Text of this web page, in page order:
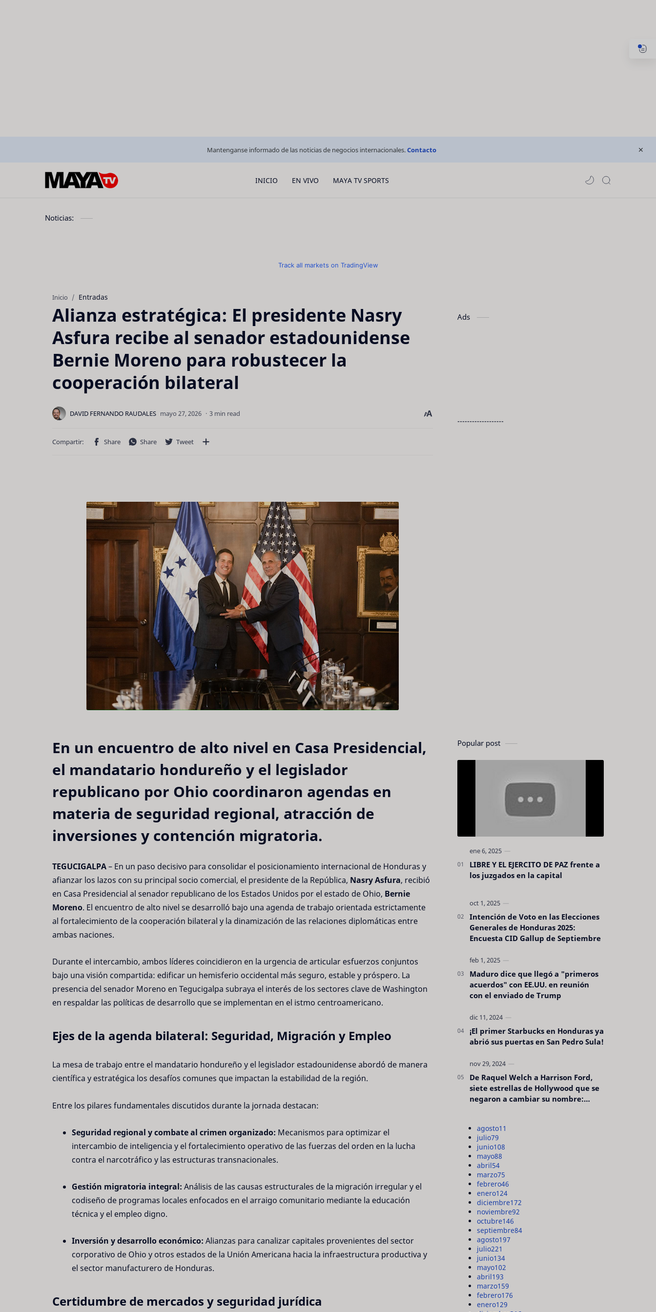
Mantenganse informado de las noticias de negocios internacionales.Contacto
INICIO EN VIVO MAYA TV SPORTS
Noticias:
Track all markets on TradingView
Inicio Entradas
Alianza estratégica: El presidente Nasry
Asfura recibe al senador estadounidense
Bernie Moreno para robustecer la
cooperación bilateral
3 min read
En un encuentro de alto nivel en Casa Presidencial,
el mandatario hondureño y el legislador
republicano por Ohio coordinaron agendas en
materia de seguridad regional, atracción de
inversiones y contención migratoria.
TEGUCIGALPA– En un paso decisivo para consolidar el posicionamiento internacional de Honduras y
afianzar los lazos con su principal socio comercial, el presidente de la República, Nasry Asfura, recibió
en Casa Presidencial al senador republicano de los Estados Unidos por el estado de Ohio, Bernie
Moreno. El encuentro de alto nivel se desarrolló bajo una agenda de trabajo orientada estrictamente
al fortalecimiento de la cooperación bilateral y la dinamización de las relaciones diplomáticas entre
ambas naciones.
Durante el intercambio, ambos líderes coincidieron en la urgencia de articular esfuerzos conjuntos
bajo una visión compartida: edificar un hemisferio occidental más seguro, estable y próspero. La
presencia del senador Moreno en Tegucigalpa subraya el interés de los sectores clave de Washington
en respaldar las políticas de desarrollo que se implementan en el istmo centroamericano.
Ejes de la agenda bilateral: Seguridad, Migración y Empleo
La mesa de trabajo entre el mandatario hondureño y el legislador estadounidense abordó de manera
científica y estratégica los desafíos comunes que impactan la estabilidad de la región.
Entre los pilares fundamentales discutidos durante la jornada destacan:
Seguridad regional y combate al crimen organizado: Mecanismos para optimizar el
intercambio de inteligencia y el fortalecimiento operativo de las fuerzas del orden en la lucha
contra el narcotráfico y las estructuras transnacionales.
Gestión migratoria integral: Análisis de las causas estructurales de la migración irregular y el
codiseño de programas locales enfocados en el arraigo comunitario mediante la educación
técnica y el empleo digno.
Inversión y desarrollo económico: Alianzas para canalizar capitales provenientes del sector
corporativo de Ohio y otros estados de la Unión Americana hacia la infraestructura productiva y
el sector manufacturero de Honduras.
Certidumbre de mercados y seguridad jurídica
Ads
-------------------
Popular post
LIBRE Y EL EJERCITO DE PAZ frente a
los juzgados en la capital
Intención de Voto en las Elecciones
Generales de Honduras 2025:
Encuesta CID Gallup de Septiembre
Maduro dice que llegó a "primeros
acuerdos" con EE.UU. en reunión
con el enviado de Trump
¡El primer Starbucks en Honduras ya
abrió sus puertas en San Pedro Sula!
De Raquel Welch a Harrison Ford,
siete estrellas de Hollywood que se
negaron a cambiar su nombre:
agosto11
julio79
junio108
mayo88
abril54
marzo75
febrero46
enero124
diciembre172
noviembre92
octubre146
septiembre84
agosto197
julio221
junio134
mayo102
abril193
marzo159
febrero176
enero129